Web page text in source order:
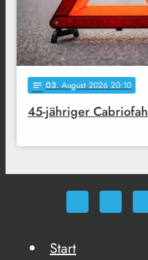
notes 03. August 2026 20:10
45-jähriger
Start